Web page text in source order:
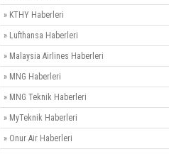
» KTHY Haberleri
» Lufthansa Haberleri
» Malaysia Airlines Haberleri
» MNG Haberleri
» MNG Teknik Haberleri
» MyTeknik Haberleri
» Onur Air Haberleri